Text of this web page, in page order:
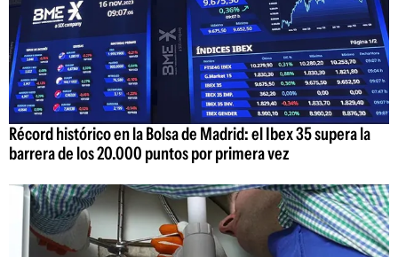
Récord histórico en la Bolsa de Madrid: el Ibex 35 supera la
barrera de los 20.000 puntos por primera vez